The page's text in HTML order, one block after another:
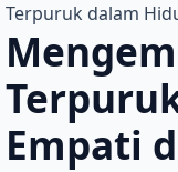
Terpuruk dalam
Empati